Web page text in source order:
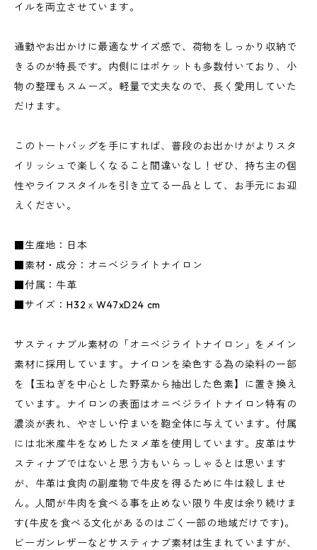
イルを両立させています。
通勤やお出かけに最適なサイズ感で、荷物をしっかり収納で
きるのが特長です。内側にはポケットも多数付いており、小
物の整理もスムーズ。軽量で丈夫なので、長く愛用していた
だけます。
このトートバッグを手にすれば、普段のお出かけがよりスタ
イリッシュで楽しくなること間違いなし！ぜひ、持ち主の個
性やライフスタイルを引き立てる一品として、お手元にお迎
えください。
■生産地：日本
■素材・成分：オニベジライトナイロン
■付属：牛革
■サイズ：H32ｘW47xD24 cm
サスティナブル素材の「オニベジライトナイロン」をメイン
素材に採用しています。ナイロンを染色する為の染料の一部
を【玉ねぎを中心とした野菜から抽出した色素】に置き換え
ています。ナイロンの表面はオニベジライトナイロン特有の
濃淡が表れ、やさしい佇まいを鞄全体に与えています。付属
には北米産牛をなめしたヌメ革を使用しています。皮革はサ
スティナブではないと思う方もいらっしゃるとは思います
が、牛革は食肉の副産物で牛皮を得るために牛は殺しませ
ん。人間が牛肉を食べる事を止めない限り牛皮は余り続けま
す(牛皮を食べる文化があるのはごく一部の地域だけです)。
ビーガンレザーなどサスティナブ素材は生まれていますが、